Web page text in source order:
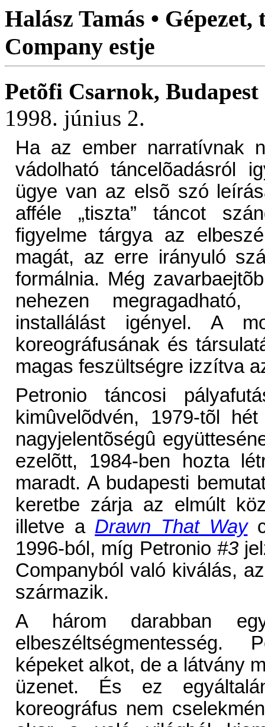
Halász Tamás •
Company estje
Petõfi Csarnok, Budapest
1998. június 2.
Ha az ember narratívnak
vádolható táncelõadásról
ügye van az elsõ szó
afféle „tiszta” táncot
figyelme tárgya az
magát, az erre irányuló
formálnia. Még
nehezen
installálást igényel. A
koreográfusának és
magas feszültségre izzítva
Petronio táncosi
kimûvelõdvén, 1979-tõl
nagyjelentõségû
ezelõtt, 1984-ben hozta
maradt. A budapesti
keretbe zárja az elmúlt
illetve a Drawn That Way
1996-ból, míg Petronio #3
Companyból való kiválás,
származik.
A három darabban
elbeszéltségmentesség.
képeket alkot, de a látvány
üzenet. És ez
koreográfus nem